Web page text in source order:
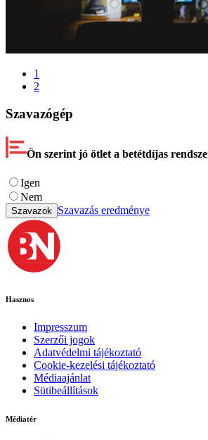
1
2
Szavazógép
Ön szerint jó ötlet a betétdíjas
Igen
Nem
Szavazok Szavazás eredménye
Hasznos
Impresszum
Szerzői jogok
Adatvédelmi tájékoztató
Cookie-kezelési tájékoztató
Médiaajánlat
Sütibeállítások
Médiatér